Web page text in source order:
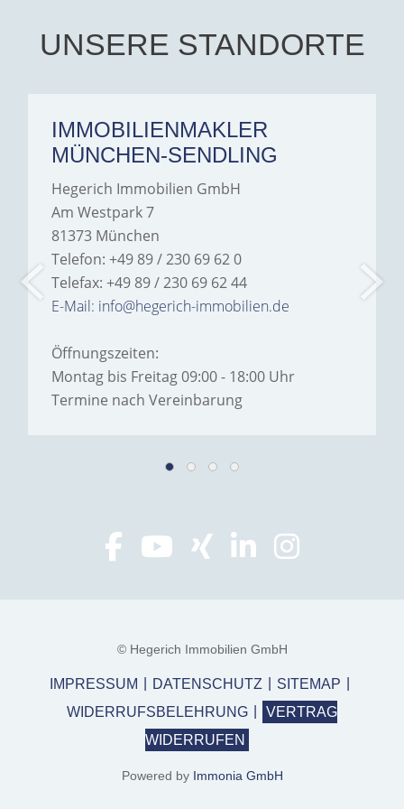
Hegerich Immobilien to
anyone looking for a home.
UNSERE STANDORTE
IMMOBILIENMAKLER
MÜNCHEN-SENDLING
Hegerich Immobilien GmbH
Am Westpark 7
81373 München
Telefon: +49 89 / 230 69 62 0
Telefax: +49 89 / 230 69 62 44
E-Mail: info@hegerich-immobilien.de
Öffnungszeiten:
Montag bis Freitag 09:00 - 18:00 Uhr
Termine nach Vereinbarung
© Hegerich Immobilien GmbH
IMPRESSUM DATENSCHUTZ
SITEMAP
WIDERRUFSBELEHRUNG
VERTRAG
WIDERRUFEN
Powered by Immonia GmbH